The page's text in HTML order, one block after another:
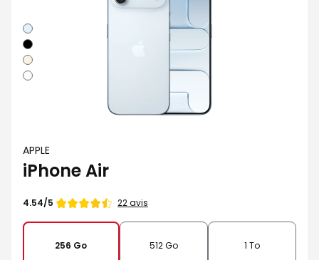
Bleu
ciel
Noir
sideral
clair
Blanc
nuage
APPLE
iPhone Air
Note
4.54/5 22 avis
256 Go 512 Go 1 To